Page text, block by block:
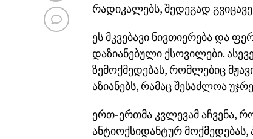
რადიკალებს, შედეგად
ეს მკვებავი ნივთიერება და
დაზიანებული ქსოვილები.
ზემოქმედებას, რომლებიც
აზიანებს, რამაც შესაძლოა
ერთ-ერთმა კვლევამ აჩვენა,
ანტიოქსიდანტურ